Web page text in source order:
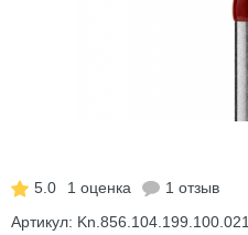
5.0 1 оценка
1 отзыв
Артикул: Kn.856.104.199.100.021